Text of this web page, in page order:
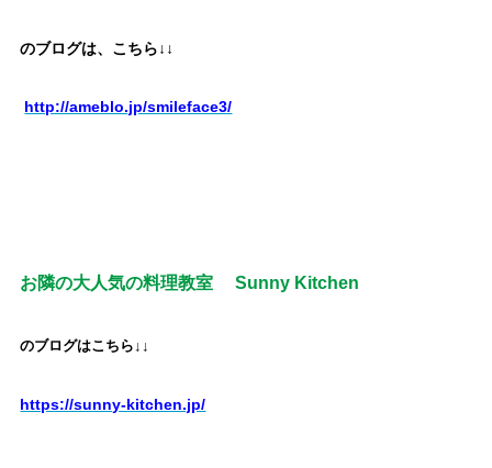
のブログは、こちら↓↓
http://ameblo.jp/smileface3/
お隣の大人気の料理教室 Sunny Kitchen
のブログはこちら↓↓
https://sunny-kitchen.jp/